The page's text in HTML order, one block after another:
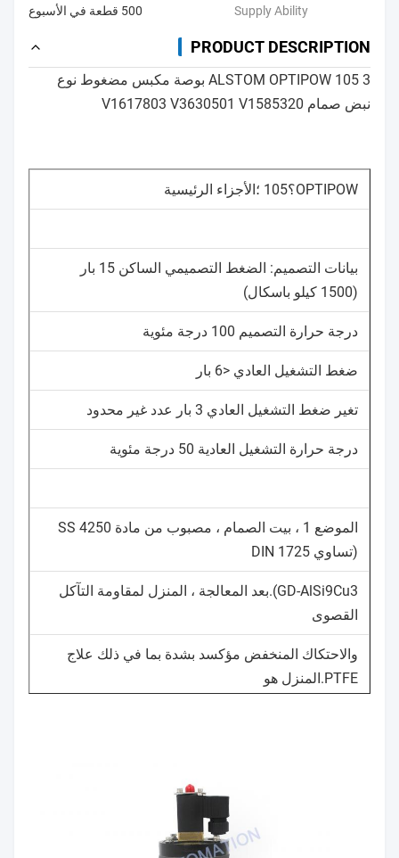
Supply Ability 500 قطعة في الأسبوع
PRODUCT DESCRIPTION
ALSTOM OPTIPOW 105 3 بوصة مكبس مضغوط نوع
نبض صمام V1617803 V3630501 V1585320
OPTIPOW؟105 ؛الأجزاء الرئيسية
بيانات التصميم: الضغط التصميمي الساكن 15 بار
(1500 كيلو باسكال)
درجة حرارة التصميم 100 درجة مئوية
ضغط التشغيل العادي <6 بار
تغير ضغط التشغيل العادي 3 بار عدد غير محدود
درجة حرارة التشغيل العادية 50 درجة مئوية
الموضع 1 ، بيت الصمام ، مصبوب من مادة SS 4250
(تساوي DIN 1725
GD-AlSi9Cu3).بعد المعالجة ، المنزل لمقاومة التآكل
القصوى
والاحتكاك المنخفض مؤكسد بشدة بما في ذلك علاج
PTFE.المنزل هو